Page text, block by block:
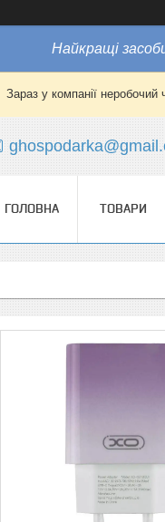
Найкращі
Зараз у компанії
ГОЛОВНА ТОВАРИ